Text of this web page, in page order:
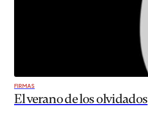
FIRMAS
El verano de los olvidados